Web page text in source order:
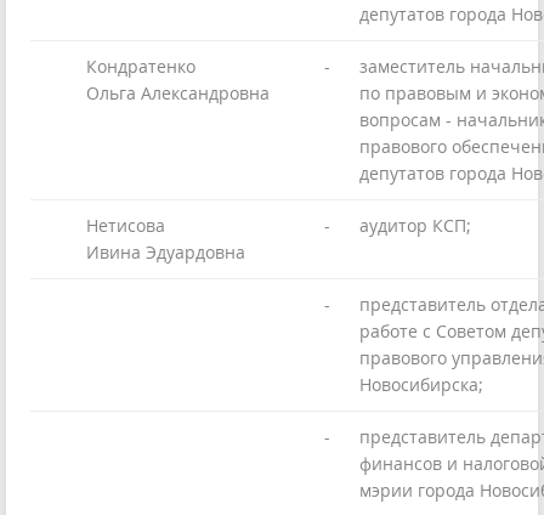
депутатов города
Кондратенко
Ольга Александровна
-
заместитель
по правовым и
вопросам -
правового
депутатов города
Нетисова
Ивина Эдуардовна
- аудитор КСП;
-
представитель
работе с Советом
правового
Новосибирска;
-
представитель
финансов и
мэрии города